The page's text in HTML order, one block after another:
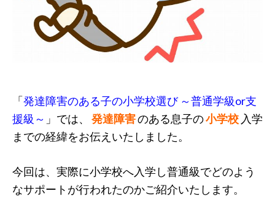
「発達障害のある子の小学校選び ～普通学級or支
援級～ 」では、 発達障害のある息子の小学校 入学
までの経緯をお伝えいたしました。
今回は、実際に小学校へ入学し普通級でどのよう
なサポートが行われたのかご紹介いたします。